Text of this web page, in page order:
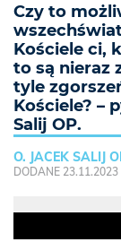
Czy to
Kościele ci,
to są nieraz
tyle
Kościele? –
Salij OP.
O. JACEK SALIJ
DODANE